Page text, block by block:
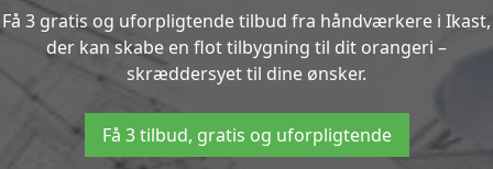
Få 3 gratis og uforpligtende tilbud fra håndværkere i Ikast,
der kan skabe en flot tilbygning til dit orangeri –
skræddersyet til dine ønsker.
Få 3 tilbud, gratis og uforpligtende